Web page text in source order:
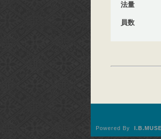
法量
員数
Powered By